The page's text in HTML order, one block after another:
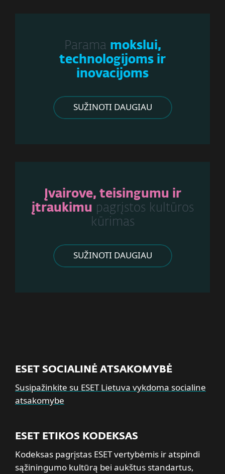
Parama mokslui,
technologijoms ir
inovacijoms
SUŽINOTI DAUGIAU
Įvairove, teisingumu ir
įtraukimu pagrįstos kultūros
kūrimas
SUŽINOTI DAUGIAU
ESET SOCIALINĖ ATSAKOMYBĖ
Susipažinkite su ESET Lietuva vykdoma socialine
atsakomybe
ESET ETIKOS KODEKSAS
Kodeksas pagrįstas ESET vertybėmis ir atspindi
sąžiningumo kultūrą bei aukštus standartus,